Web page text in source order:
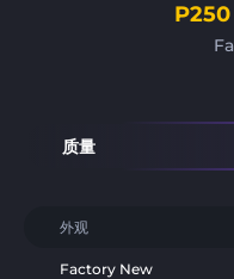
质量
外观
Factory New